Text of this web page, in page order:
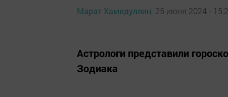
Марат Хамидуллин, 25 июня 2024 -
Астрологи представили
Зодиака